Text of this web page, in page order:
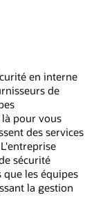
en interne
de
pour vous
des services
sécurité
que les équipes
la gestion